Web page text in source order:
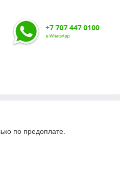
по предоплате.